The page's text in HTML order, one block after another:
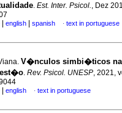
. Est. Inter. Psicol., Dez
english spanish · text in portuguese
V�nculos simbi�ticos
. Rev. Psicol. UNESP, 2021,
english · text in portuguese